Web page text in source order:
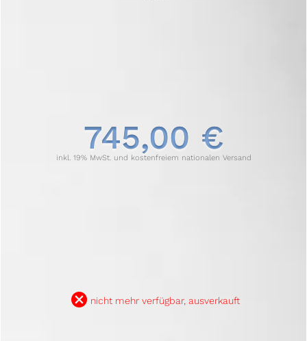
745,00 €
inkl. 19% MwSt. und kostenfreiem nationalen Versand
B nicht mehr verfügbar, ausverkauft